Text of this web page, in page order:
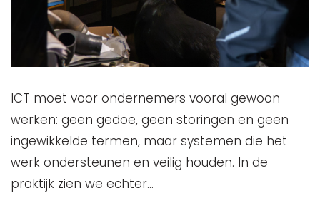
ICT moet voor ondernemers vooral gewoon
werken: geen gedoe, geen storingen en geen
ingewikkelde termen, maar systemen die het
werk ondersteunen en veilig houden. In de
praktijk zien we echter…